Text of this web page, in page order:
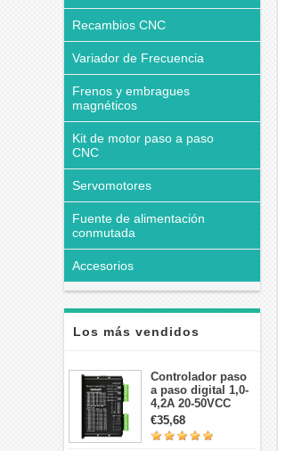
Recambios CNC
Variador de Frecuencia
Frenos y embragues
magnéticos
Kit de motor paso a paso
CNC
Servomotores
Fuente de alimentación
conmutada
Accesorios
Los más vendidos
Controlador paso
a paso digital 1,0-
4,2A 20-50VCC
para motor paso a
paso Nema 17, 23,
24
€35,68